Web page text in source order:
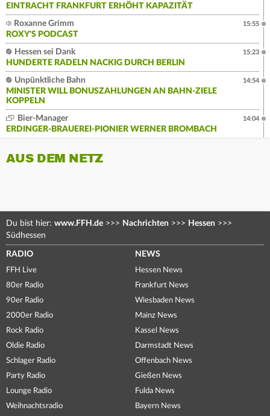
EINTRACHT FRANKFURT ERHÖHT KAPAZITÄT
Roxanne Grimm
ROXY'S PODCAST
15:55
Hessen sei Dank
HUNDERTE RADELN NACKIG DURCH BERLIN
15:23
Unpünktliche Bahn
MINISTER WILL BONUSZAHLUNGEN AN BAHN-ZIELE
KOPPELN
14:54
Bier-Manager
ERDINGER-BRAUEREI-PIONIER WERNER BROMBACH
14:04
AUS DEM NETZ
Du bist hier: www.FFH.de >>> Nachrichten >>> Hessen >>>
Südhessen
RADIO
FFH Live
80er Radio
90er Radio
2000er Radio
Rock Radio
Oldie Radio
Schlager Radio
Party Radio
Lounge Radio
Weihnachtsradio
NEWS
Hessen News
Frankfurt News
Wiesbaden News
Mainz News
Kassel News
Darmstadt News
Offenbach News
Gießen News
Fulda News
Bayern News